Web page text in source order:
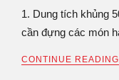
1. Dung tích khủng
cần đựng các món
CONTINUE READING